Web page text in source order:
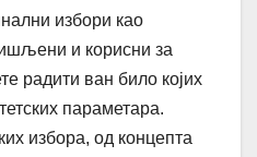
избори као
и корисни за
радити ван било којих
параметара.
избора, од концепта